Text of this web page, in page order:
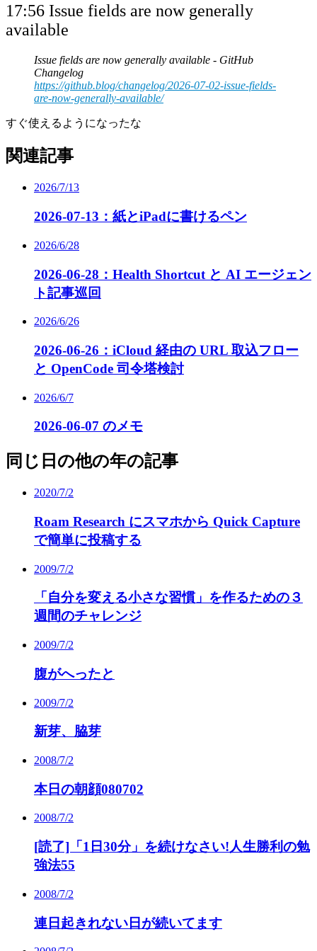
17:56 Issue fields are now generally
available
Issue fields are now generally available - GitHub
Changelog
https://github.blog/changelog/2026-07-02-issue-fields-
are-now-generally-available/
すぐ使えるようになったな
関連記事
2026/7/13
2026-07-13：紙とiPadに書けるペン
2026/6/28
2026-06-28：Health Shortcut と AI エージェン
ト記事巡回
2026/6/26
2026-06-26：iCloud 経由の URL 取込フロー
と OpenCode 司令塔検討
2026/6/7
2026-06-07 のメモ
同じ日の他の年の記事
2020/7/2
Roam Research にスマホから Quick Capture
で簡単に投稿する
2009/7/2
「自分を変える小さな習慣」を作るための３
週間のチャレンジ
2009/7/2
腹がへったと
2009/7/2
新芽、脇芽
2008/7/2
本日の朝顔080702
2008/7/2
[読了]「1日30分」を続けなさい!人生勝利の勉
強法55
2008/7/2
連日起きれない日が続いてます